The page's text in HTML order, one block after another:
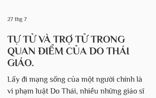
TỰ TỬ VÀ TRỢ TỬ TRONG
QUAN ĐIỂM CỦA DO THÁI
GIÁO.
Lấy đi mạng sống của một người chính là
vi phạm luật Do Thái, nhiều những giáo sĩ
27 thg 7